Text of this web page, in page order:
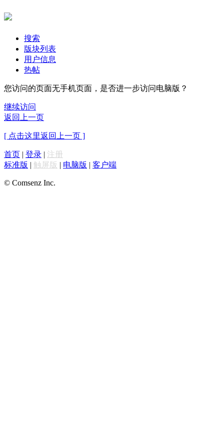
搜索
版块列表
用户信息
热帖
您访问的页面无手机页面，是否进一步访问电脑版？
继续访问
返回上一页
[ 点击这里返回上一页 ]
首页 | 登录 | 注册
标准版 | 触屏版 | 电脑版 | 客户端
© Comsenz Inc.